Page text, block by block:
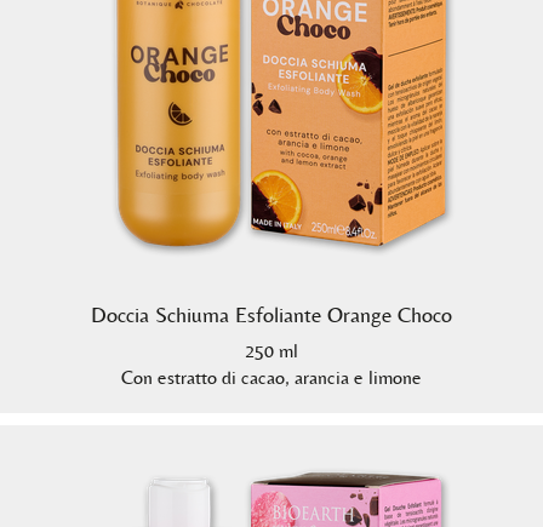
Doccia Schiuma Esfoliante Orange Choco
250 ml
Con estratto di cacao, arancia e limone